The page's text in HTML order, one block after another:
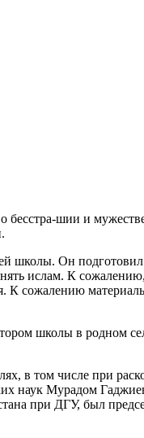
шии и
школы. Он
ислам. К
К сожалению
школы в родном
в том числе при
наук Мурадом
при ДГУ, был